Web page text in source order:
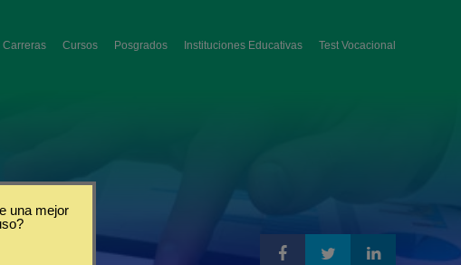
Carreras Cursos Posgrados Instituciones Educativas Test Vocacional
una mejor